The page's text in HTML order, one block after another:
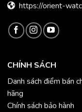
https://orient-
CHÍNH SÁCH
Danh sách điểm bán
hãng
Chính sách bảo hành